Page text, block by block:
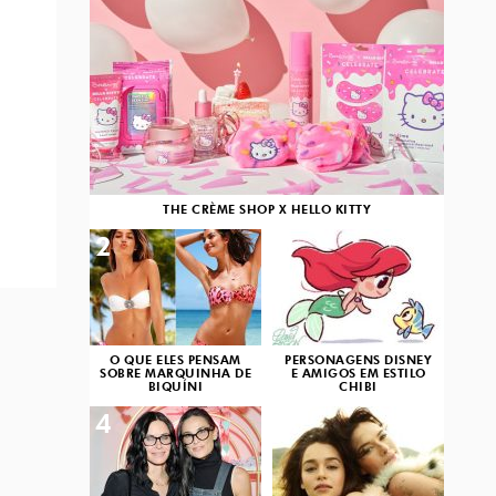
THE CRÈME SHOP X HELLO KITTY
O QUE ELES PENSAM
SOBRE MARQUINHA DE
BIQUÍNI
2
PERSONAGENS DISNEY
E AMIGOS EM ESTILO
CHIBI
3
4